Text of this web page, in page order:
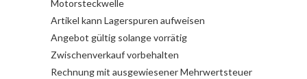
Motorsteckwelle
Artikel kann Lagerspuren aufweisen
Angebot gültig solange vorrätig
Zwischenverkauf vorbehalten
Rechnung mit ausgewiesener Mehrwertsteuer